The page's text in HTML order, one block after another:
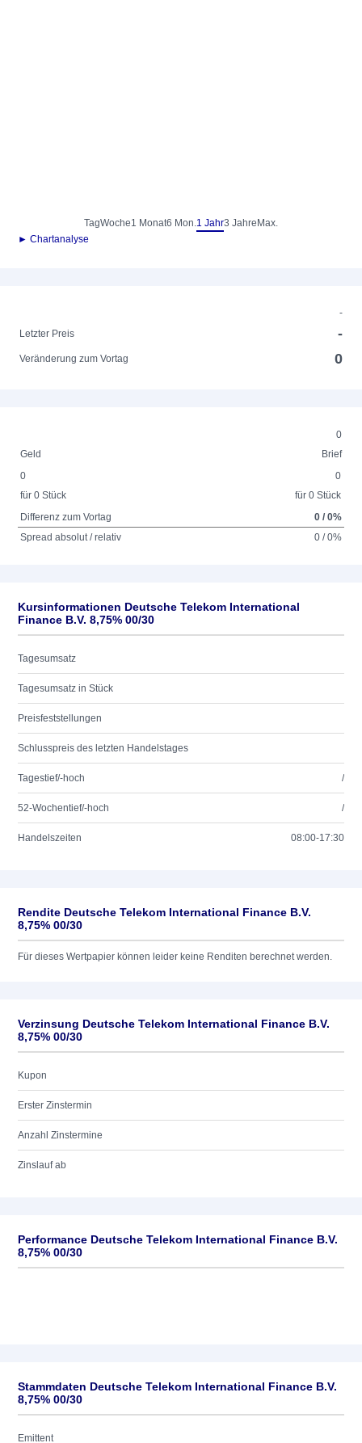
TagWoche1 Monat6 Mon.1 Jahr3 Jahre Max.
► Chartanalyse
-
Letzter Preis
-
Veränderung zum Vortag 0
0
Geld
Brief
0
für 0 Stück
0
für 0 Stück
Differenz zum Vortag
0 / 0%
Spread absolut / relativ
0 / 0%
Kursinformationen Deutsche Telekom International
Finance B.V. 8,75% 00/30
Tagesumsatz
Tagesumsatz in Stück
Preisfeststellungen
Schlusspreis des letzten Handelstages
Tagestief/-hoch /
52-Wochentief/-hoch /
Handelszeiten 08:00-17:30
Rendite Deutsche Telekom International Finance B.V.
8,75% 00/30
Für dieses Wertpapier können leider keine Renditen berechnet werden.
Verzinsung Deutsche Telekom International Finance B.V.
8,75% 00/30
Kupon
Erster Zinstermin
Anzahl Zinstermine
Zinslauf ab
Performance Deutsche Telekom International Finance B.V.
8,75% 00/30
Stammdaten Deutsche Telekom International Finance B.V.
8,75% 00/30
Emittent